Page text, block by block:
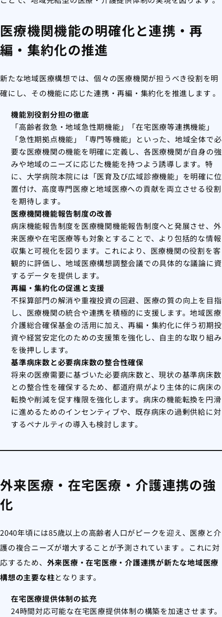
医療機関機能の明確化と連携・再
編・集約化の推進
新たな地域医療構想では、個々の医療機関が担うべき役割を明
確にし、その機能に応じた連携・再編・集約化を推進します 。
機能別役割分担の徹底
「高齢者救急・地域急性期機能」「在宅医療等連携機能」
「急性期拠点機能」「専門等機能」といった、地域全体で必
要な医療機関の機能を明確に定義し、各医療機関が自身の強
みや地域のニーズに応じた機能を持つよう誘導します。特
に、大学病院本院には「医育及び広域診療機能」を明確に位
置付け、高度専門医療と地域医療への貢献を両立させる役割
を期待します。
医療機関機能報告制度の改善
病床機能報告制度を医療機関機能報告制度へと発展させ、外
来医療や在宅医療等も対象とすることで、より包括的な情報
収集と可視化を図ります。これにより、医療機関の役割を客
観的に評価し、地域医療構想調整会議での具体的な議論に資
するデータを提供します。
再編・集約化の促進と支援
不採算部門の解消や重複投資の回避、医療の質の向上を目指
し、医療機関の統合や連携を積極的に支援します。地域医療
介護総合確保基金の活用に加え、再編・集約化に伴う初期投
資や経営安定化のための支援策を強化し、自主的な取り組み
を後押しします。
基準病床数と必要病床数の整合性確保
将来の医療需要に基づいた必要病床数と、現状の基準病床数
との整合性を確保するため、都道府県がより主体的に病床の
転換や削減を促す権限を強化します。病床の機能転換を円滑
に進めるためのインセンティブや、既存病床の過剰供給に対
するペナルティの導入も検討します。
外来医療・在宅医療・介護連携の強
化
2040年頃には85歳以上の高齢者人口がピークを迎え、医療と介
護の複合ニーズが増大することが予測されています 。これに対
応するため、 外来医療・在宅医療・介護連携が新たな地域医療
構想の主要な柱となります。
在宅医療提供体制の拡充
24時間対応可能な在宅医療提供体制の構築を加速させます。